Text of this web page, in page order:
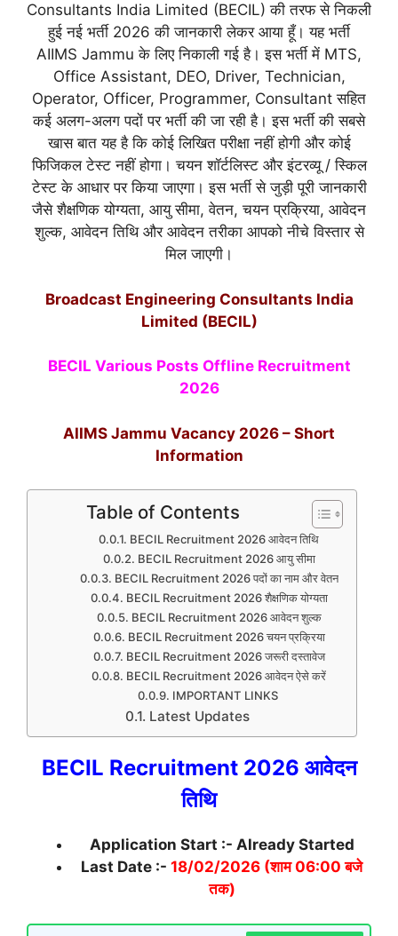
Consultants India Limited (BECIL) की तरफ से निकली
हुई नई भर्ती 2026 की जानकारी लेकर आया हूँ। यह भर्ती
AIIMS Jammu के लिए निकाली गई है। इस भर्ती में MTS,
Office Assistant, DEO, Driver, Technician,
Operator, Officer, Programmer, Consultant सहित
कई अलग-अलग पदों पर भर्ती की जा रही है। इस भर्ती की सबसे
खास बात यह है कि कोई लिखित परीक्षा नहीं होगी और कोई
फिजिकल टेस्ट नहीं होगा। चयन शॉर्टलिस्ट और इंटरव्यू / स्किल
टेस्ट के आधार पर किया जाएगा। इस भर्ती से जुड़ी पूरी जानकारी
जैसे शैक्षणिक योग्यता, आयु सीमा, वेतन, चयन प्रक्रिया, आवेदन
शुल्क, आवेदन तिथि और आवेदन तरीका आपको नीचे विस्तार से
मिल जाएगी।
Broadcast Engineering Consultants India
Limited (BECIL)
BECIL Various Posts Offline Recruitment
2026
AIIMS Jammu Vacancy 2026 – Short
Information
Table of Contents
BECIL Recruitment 2026 आवेदन तिथि
BECIL Recruitment 2026 आयु सीमा
BECIL Recruitment 2026 पदों का नाम और वेतन
BECIL Recruitment 2026 शैक्षणिक योग्यता
BECIL Recruitment 2026 आवेदन शुल्क
BECIL Recruitment 2026 चयन प्रक्रिया
BECIL Recruitment 2026 जरूरी दस्तावेज
BECIL Recruitment 2026 आवेदन ऐसे करें
IMPORTANT LINKS
Latest Updates
BECIL Recruitment 2026 आवेदन
तिथि
Application Start :- Already Started
Last Date :- 18/02/2026 (शाम 06:00 बजे
तक)